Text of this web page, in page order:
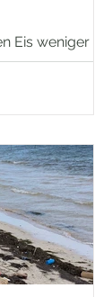
Eis weniger Der
schmilzt -
Forscher nun